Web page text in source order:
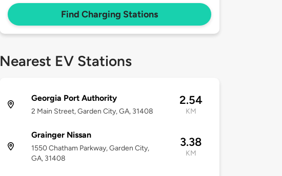
Find Charging Stations
Nearest EV Stations
Georgia Port Authority
2 Main Street, Garden City, GA, 31408
2.54
KM
Grainger Nissan
1550 Chatham Parkway, Garden City,
GA, 31408
3.38
KM